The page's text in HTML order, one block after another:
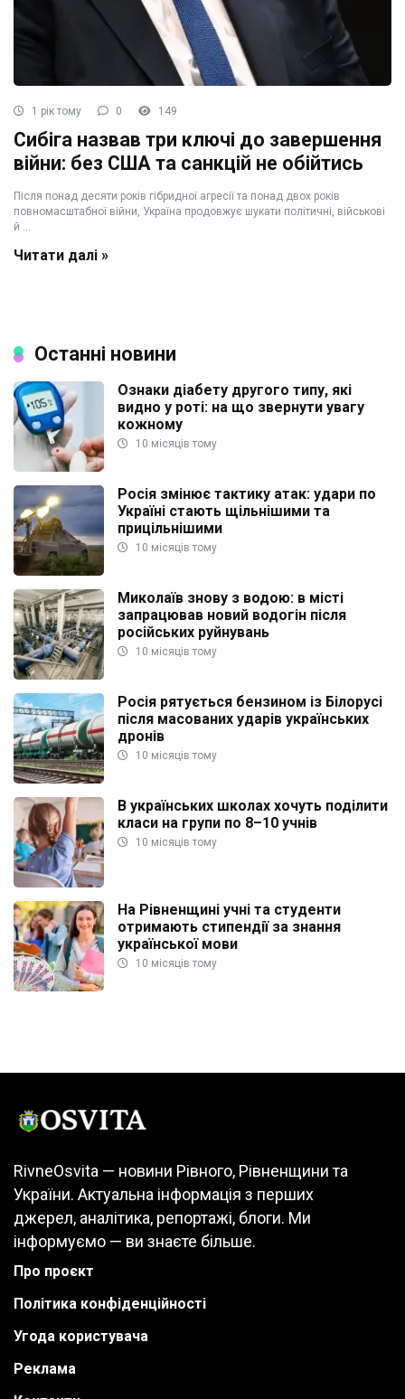
1 рік тому 0 149
Сибіга назвав три ключі до завершення
війни: без США та санкцій не обійтись
Після понад десяти років гібридної агресії та понад двох років
повномасштабної війни, Україна продовжує шукати політичні, військові
й ...
Читати далі »
Останні новини
Ознаки діабету другого типу, які
видно у роті: на що звернути увагу
кожному
10 місяців тому
Росія змінює тактику атак: удари по
Україні стають щільнішими та
прицільнішими
10 місяців тому
Миколаїв знову з водою: в місті
запрацював новий водогін після
російських руйнувань
10 місяців тому
Росія рятується бензином із Білорусі
після масованих ударів українських
дронів
10 місяців тому
В українських школах хочуть поділити
класи на групи по 8–10 учнів
10 місяців тому
На Рівненщині учні та студенти
отримають стипендії за знання
української мови
10 місяців тому
RivneOsvita — новини Рівного, Рівненщини та
України. Актуальна інформація з перших
джерел, аналітика, репортажі, блоги. Ми
інформуємо — ви знаєте більше.
Про проєкт
Політика конфіденційності
Угода користувача
Реклама